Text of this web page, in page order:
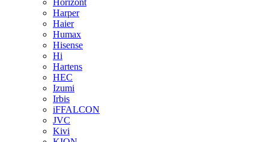
Horizont
Harper
Haier
Humax
Hisense
Hi
Hartens
HEC
Izumi
Irbis
iFFALCON
JVC
Kivi